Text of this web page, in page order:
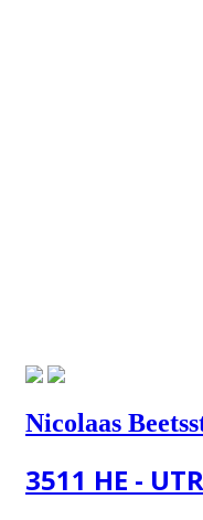
Nicolaas
3511 HE -